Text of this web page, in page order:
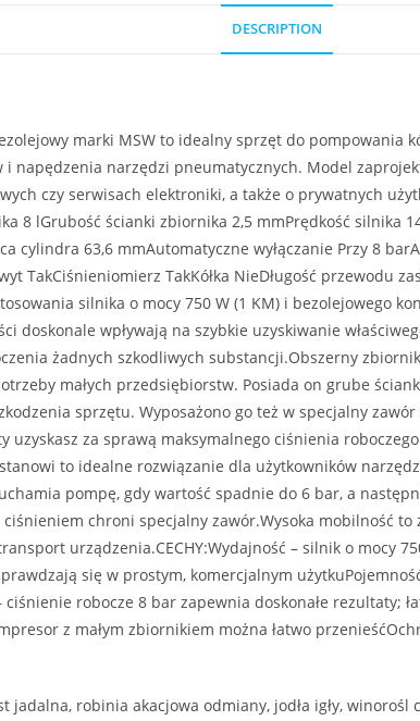
DESCRIPTION
marki MSW to idealny sprzęt do pompowania
i napędzenia narzędzi pneumatycznych. Model
czy serwisach elektroniki, a także o prywatnych
8 lGrubość ścianki zbiornika 2,5 mmPrędkość silnika
cylindra 63,6 mmAutomatyczne wyłączanie Przy 8
TakCiśnieniomierz TakKółka NieDługość przewodu
silnika o mocy 750 W (1 KM) i bezolejowego
doskonale wpływają na szybkie uzyskiwanie
żadnych szkodliwych substancji.Obszerny
małych przedsiębiorstw. Posiada on grube
sprzętu. Wyposażono go też w specjalny
uzyskasz za sprawą maksymalnego ciśnienia
to idealne rozwiązanie dla użytkowników
pompę, gdy wartość spadnie do 6 bar, a
chroni specjalny zawór.Wysoka mobilność to
urządzenia.CECHY:Wydajność – silnik o mocy
się w prostym, komercjalnym
ciśnienie robocze 8 bar zapewnia doskonałe rezultaty;
z małym zbiornikiem można łatwo
jadalna, robinia akacjowa odmiany, jodła igły,